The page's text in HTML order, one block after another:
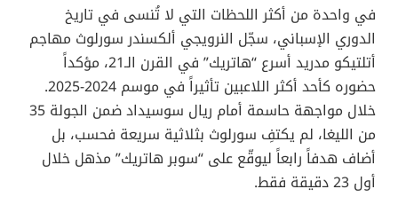
في واحدة من أكثر اللحظات التي لا تُنسى في تاريخ
الدوري الإسباني، سجّل النرويجي ألكسندر سورلوث مهاجم
أتلتيكو مدريد أسرع “هاتريك” في القرن الـ21، مؤكداً
حضوره كأحد أكثر اللاعبين تأثيراً في موسم 2024-2025.
خلال مواجهة حاسمة أمام ريال سوسيداد ضمن الجولة 35
من الليغا، لم يكتفِ سورلوث بثلاثية سريعة فحسب، بل
أضاف هدفاً رابعاً ليوقّع على “سوبر هاتريك” مذهل خلال
أول 23 دقيقة فقط.